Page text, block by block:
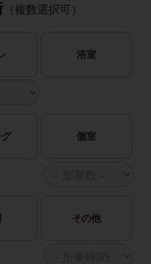
（複数選択可）
浴室
グ 個室
その他